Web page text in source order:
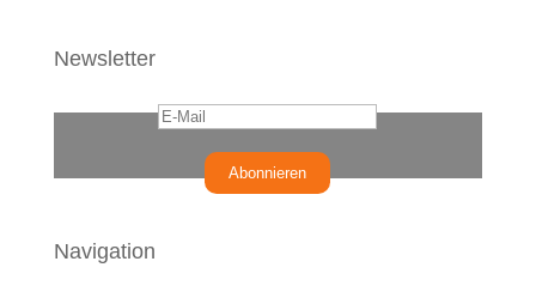
Newsletter
Abonnieren
Navigation